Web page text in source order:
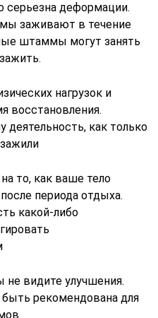
серьезна деформации.
заживают в течение
штаммы могут занять
нагрузок и
восстановления.
как только
то, как ваше тело
периода отдыха.
какой-либо
не видите улучшения.
рекомендована для